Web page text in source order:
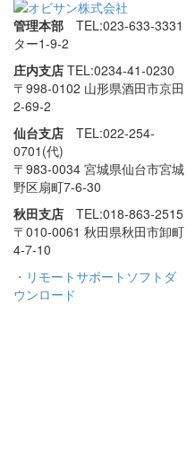
管理本部 TEL:023-633-3331
ター1-9-2
庄内支店 TEL:0234-41-0230
〒998-0102 山形県酒田市京田
2-69-2
仙台支店 TEL:022-254-
0701(代)
〒983-0034 宮城県仙台市宮城
野区扇町7-6-30
秋田支店 TEL:018-863-2515
〒010-0061 秋田県秋田市卸町
4-7-10
・リモートサポートソフトダ
ウンロード